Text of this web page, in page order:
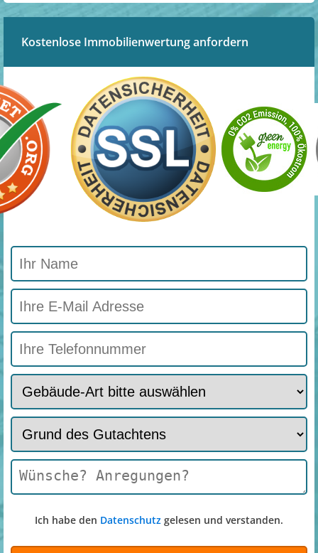
Kostenlose Immobilienwertung anfordern
Ich habe den Datenschutz gelesen und verstanden.